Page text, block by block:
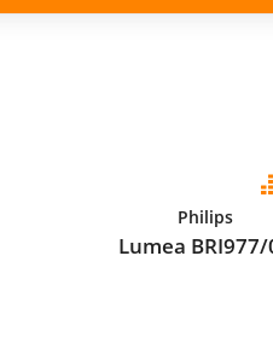
Philips
Lumea BRI977/